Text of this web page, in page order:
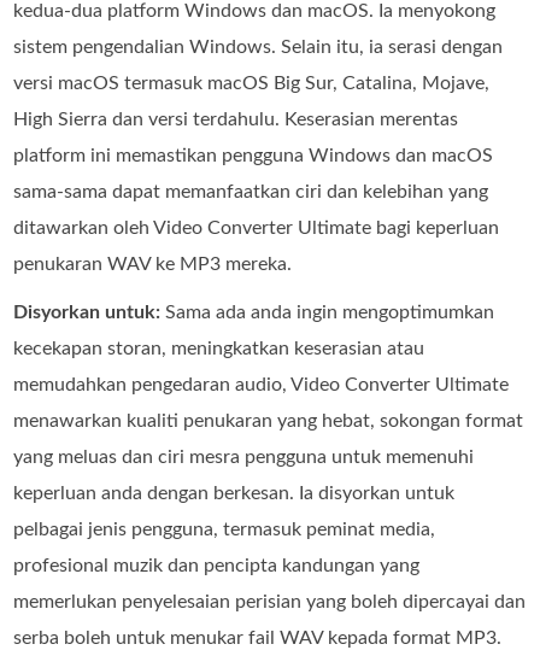
kedua‑dua platform Windows dan macOS. Ia menyokong
sistem pengendalian Windows. Selain itu, ia serasi dengan
versi macOS termasuk macOS Big Sur, Catalina, Mojave,
High Sierra dan versi terdahulu. Keserasian merentas
platform ini memastikan pengguna Windows dan macOS
sama‑sama dapat memanfaatkan ciri dan kelebihan yang
ditawarkan oleh Video Converter Ultimate bagi keperluan
penukaran WAV ke MP3 mereka.
Disyorkan untuk: Sama ada anda ingin mengoptimumkan
kecekapan storan, meningkatkan keserasian atau
memudahkan pengedaran audio, Video Converter Ultimate
menawarkan kualiti penukaran yang hebat, sokongan format
yang meluas dan ciri mesra pengguna untuk memenuhi
keperluan anda dengan berkesan. Ia disyorkan untuk
pelbagai jenis pengguna, termasuk peminat media,
profesional muzik dan pencipta kandungan yang
memerlukan penyelesaian perisian yang boleh dipercayai dan
serba boleh untuk menukar fail WAV kepada format MP3.